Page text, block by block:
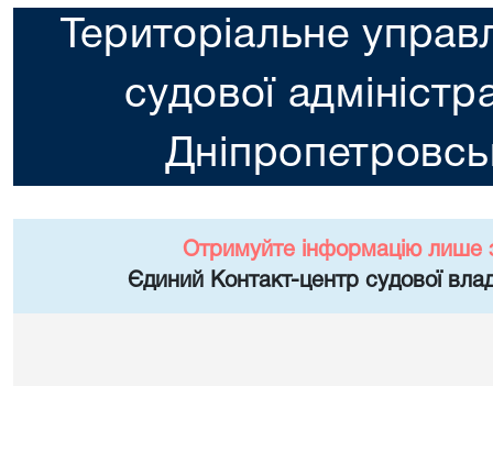
Територіальне
судової
Отримуйте інформацію лише
Єдиний Контакт-центр судової